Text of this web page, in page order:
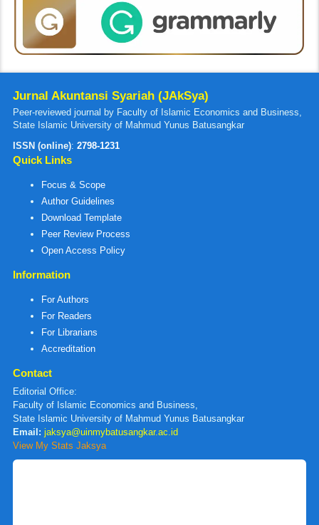
Jurnal Akuntansi Syariah (JAkSya)
Peer-reviewed journal by Faculty of Islamic Economics and Business,
State Islamic University of Mahmud Yunus Batusangkar
ISSN (online): 2798-1231
Quick Links
Focus & Scope
Author Guidelines
Download Template
Peer Review Process
Open Access Policy
Information
For Authors
For Readers
For Librarians
Accreditation
Contact
Editorial Office:
Faculty of Islamic Economics and Business,
State Islamic University of Mahmud Yunus Batusangkar
Email: jaksya@uinmybatusangkar.ac.id
View My Stats Jaksya